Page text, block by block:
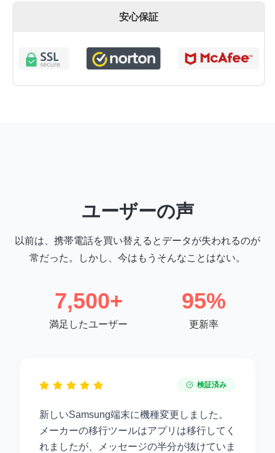
安心保証
ユーザーの声
以前は、携帯電話を買い替えるとデータが失われるのが
常だった。しかし、今はもうそんなことはない。
7,500+
満足したユーザー
95%
更新率
検証済み
新しいSamsung端末に機種変更しました。
メーカーの移行ツールはアプリは移行してく
れましたが、メッセージの半分が抜けていま